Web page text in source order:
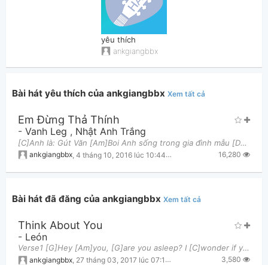
Bài hát đã đăng
Thông tin chung
yêu thích
ankgiangbbx
Bài hát yêu thích của ankgiangbbx Xem tất cả
Em Đừng Thả Thính
- Vanh Leg , Nhật Anh Trắng
[C]Anh là: Gút Văn [Am]Boi Anh sống trong gia đình mẫu [Dm]mực! Lớn lên với nhiều chông [G]gai! Khôn
ankgiangbbx 4 tháng 10, 2016 lúc 10:44pm 16,280
Bài hát đã đăng của ankgiangbbx Xem tất cả
Think About You
- León
Verse1 [G]Hey [Am]you, [G]are you asleep? I [C]wonder if you're [D]out, if you are [Em]drinking
ankgiangbbx 27 tháng 03, 2017 lúc 07:14pm 3,580